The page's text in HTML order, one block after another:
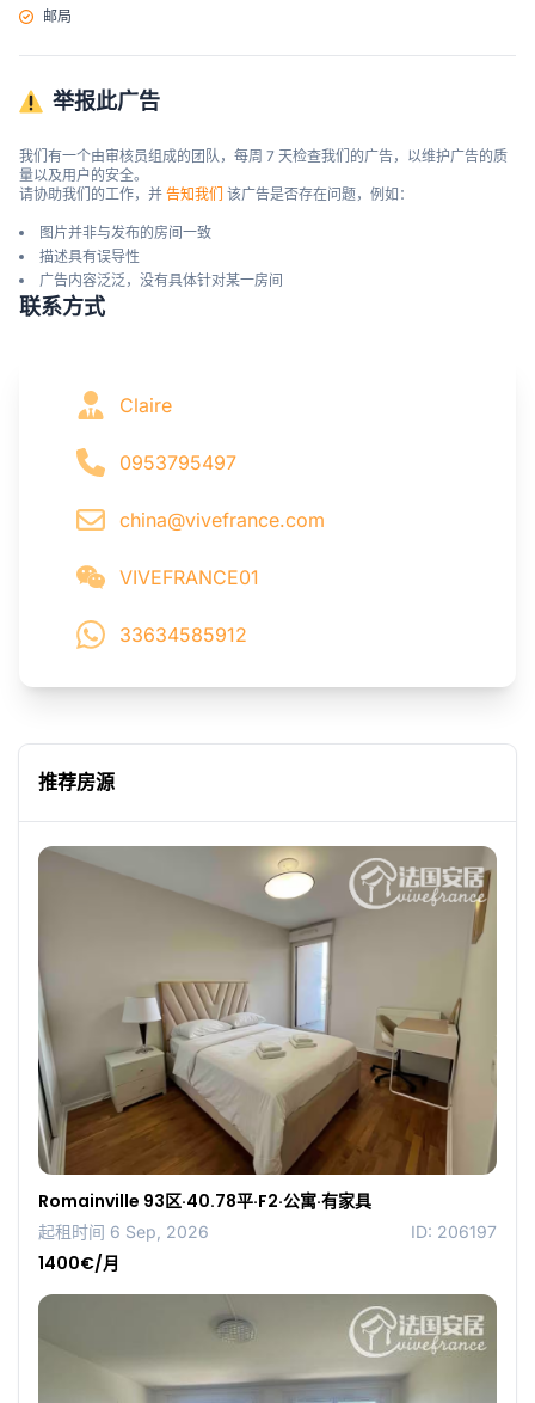
邮局
举报此广告
我们有一个由审核员组成的团队，每周 7 天检查我们的广告，以维护广告的质
量以及用户的安全。
请协助我们的工作，并 告知我们 该广告是否存在问题，例如：
图片并非与发布的房间一致
描述具有误导性
广告内容泛泛，没有具体针对某一房间
联系方式
Claire
0953795497
china@vivefrance.com
VIVEFRANCE01
33634585912
推荐房源
Romainville 93区·40.78平·F2·公寓·有家具
起租时间 6 Sep, 2026 ID: 206197
1400€/月